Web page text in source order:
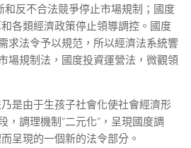
和反不合法競爭停止市場規制；國度
各類經濟政策停止領導調控。國度
求法令予以規范，所以經濟法系統響
場規制法，國度投資運營法，微觀領
是由于生孩子社會化使社會經濟形
，調理機制“二元化”，呈現國度調
呈現的一個新的法令部分。